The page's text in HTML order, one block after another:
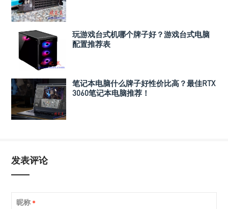
玩游戏台式机哪个牌子好？游戏台式电脑
配置推荐表
笔记本电脑什么牌子好性价比高？最佳RTX
3060笔记本电脑推荐！
发表评论
昵称 *